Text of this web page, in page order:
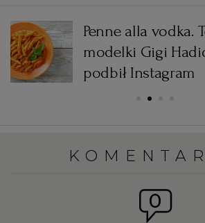
Penne alla vodka.
modelki Gigi
podbił Instagram
0